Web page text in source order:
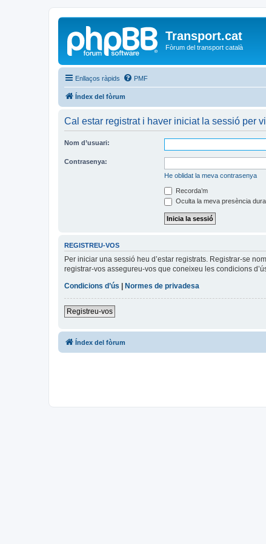
Transport.cat
Fòrum del transport català
Enllaços ràpids PMF
Índex del fòrum
Cal estar registrat i haver iniciat la sessió per
Nom d’usuari:
Contrasenya:
He oblidat la meva contrasenya
Recorda’m
Oculta la meva presència
REGISTREU-VOS
Per iniciar una sessió heu d’estar registrats. Registrar-se
registrar-vos assegureu-vos que coneixeu les condicions
Condicions d’ús
Normes de privadesa
Registreu-vos
Índex del fòrum